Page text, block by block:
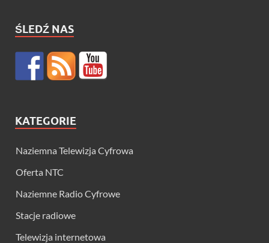
ŚLEDŹ NAS
KATEGORIE
Naziemna Telewizja Cyfrowa
Oferta NTC
Naziemne Radio Cyfrowe
Stacje radiowe
Telewizja internetowa